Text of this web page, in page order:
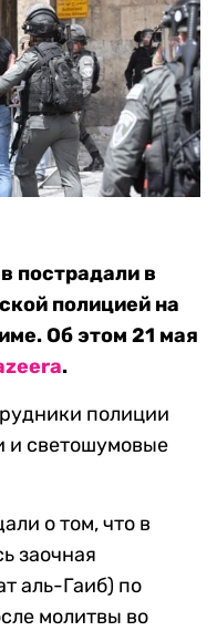
пострадали в
полицией на
Об этом 21 мая
.
полиции
и светошумовые
о том, что в
заочная
аль-Гаиб) по
молитвы во